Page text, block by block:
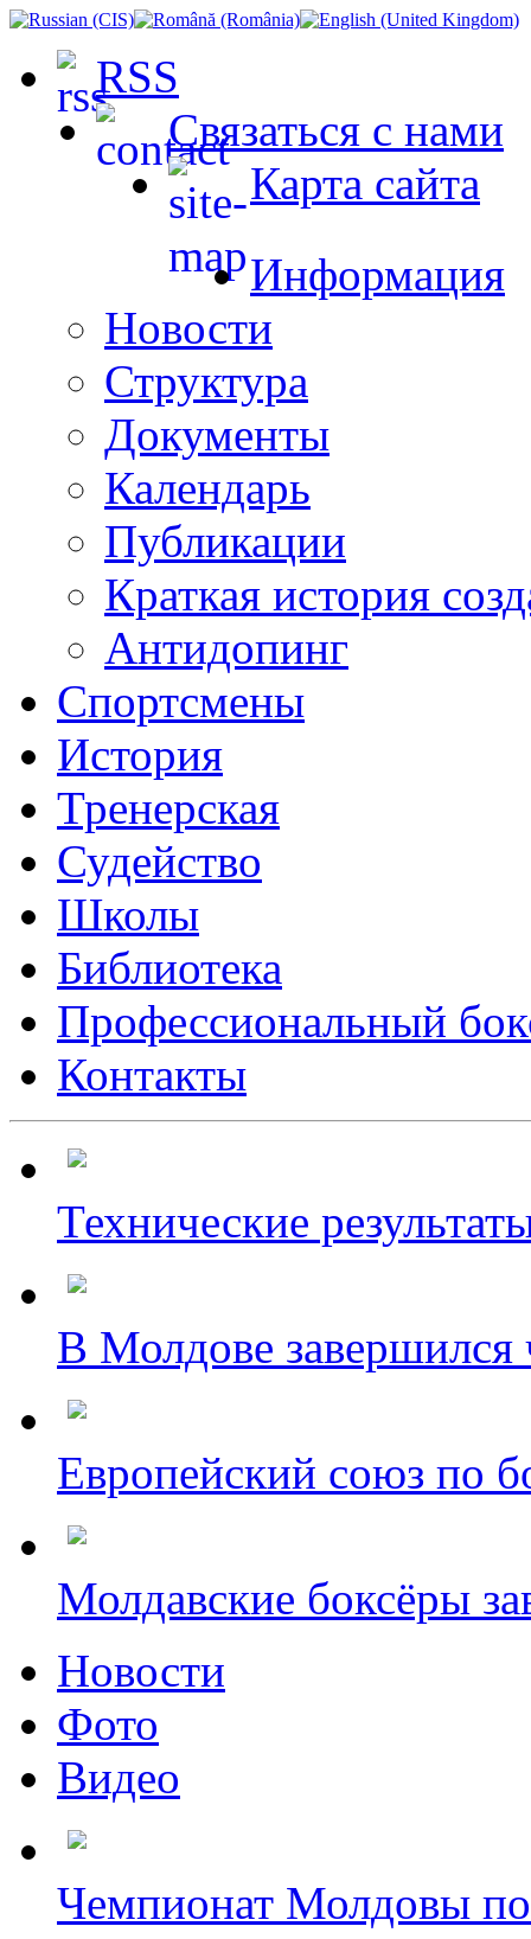
RSS
Связаться с нами
Карта сайта
Информация
Новости
Структура
Документы
Календарь
Публикации
Краткая история
Антидопинг
Спортсмены
История
Тренерская
Судейство
Школы
Библиотека
Профессиональный
Контакты
Технические
В Молдове завершился
Европейский союз по
Молдавские боксёры
Новости
Фото
Видео
Чемпионат Молдовы